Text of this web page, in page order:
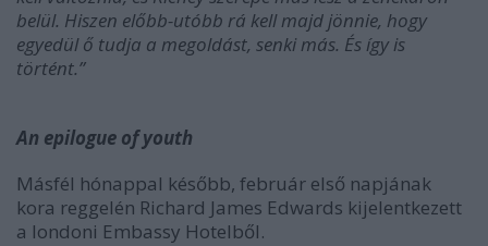
belül. Hiszen előbb-utóbb rá kell majd jönnie, hogy
egyedül ő tudja a megoldást, senki más. És így is
történt.”
An epilogue of youth
Másfél hónappal később, február első napjának
kora reggelén Richard James Edwards kijelentkezett
a londoni Embassy Hotelből.